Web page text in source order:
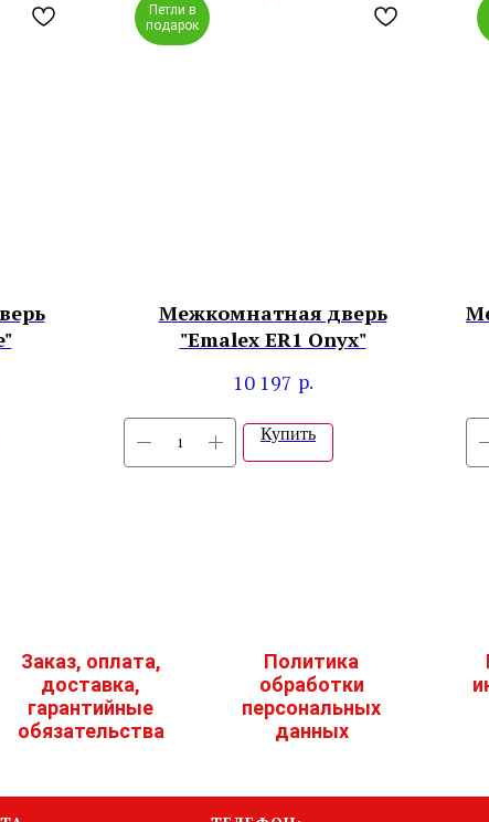
Петли в
подарок
Межкомнатная дверь
"Emalex ER1 Onyx"
10 197 р.
Купить
Заказ, оплата,
доставка,
гарантийные
обязательства
Политика
обработки
персональных
данных